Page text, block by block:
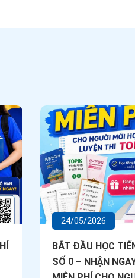
24/05/2026
BẮT ĐẦU HỌC
SỐ 0 – NHẬN